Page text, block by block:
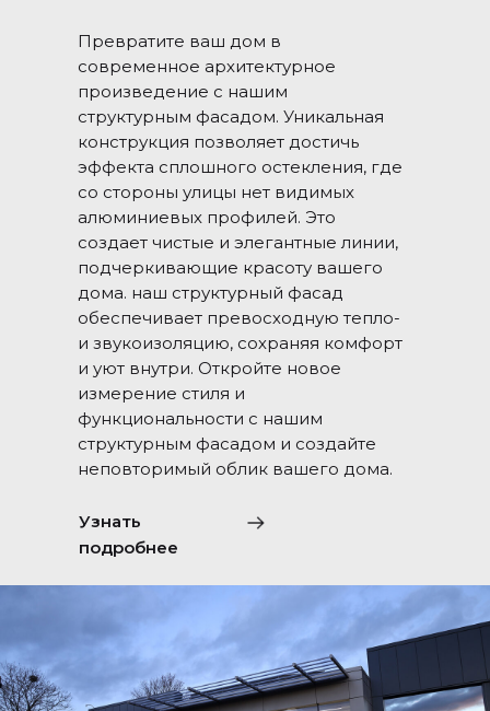
Узнать
подробнее
Превратите ваш дом в
современное архитектурное
произведение с нашим
структурным фасадом. Уникальная
конструкция позволяет достичь
эффекта сплошного остекления, где
со стороны улицы нет видимых
алюминиевых профилей. Это
создает чистые и элегантные линии,
подчеркивающие красоту вашего
дома. наш структурный фасад
обеспечивает превосходную тепло-
и звукоизоляцию, сохраняя комфорт
и уют внутри. Откройте новое
измерение стиля и
функциональности с нашим
структурным фасадом и создайте
неповторимый облик вашего дома.